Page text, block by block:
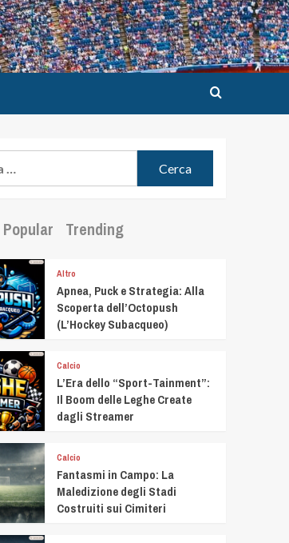
Popular Trending
Altro
Apnea, Puck e Strategia: Alla
Scoperta dell’Octopush
(L’Hockey Subacqueo)
Calcio
L’Era dello “Sport-Tainment”:
Il Boom delle Leghe Create
dagli Streamer
Calcio
Fantasmi in Campo: La
Maledizione degli Stadi
Costruiti sui Cimiteri